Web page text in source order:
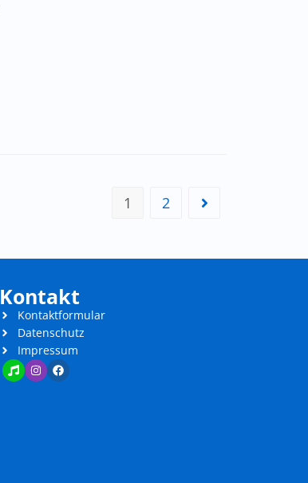
1 2
Kontakt
Kontaktformular
Datenschutz
Impressum